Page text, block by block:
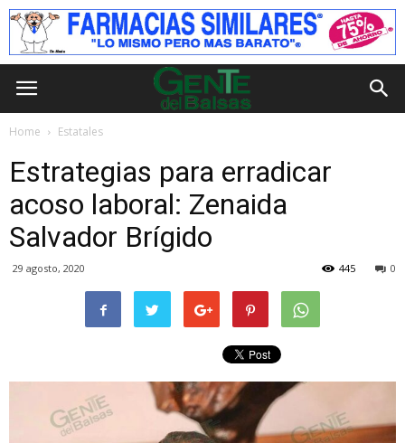
Home Estatales
Estrategias para erradicar
acoso laboral: Zenaida
Salvador Brígido
29 agosto, 2020 0
445